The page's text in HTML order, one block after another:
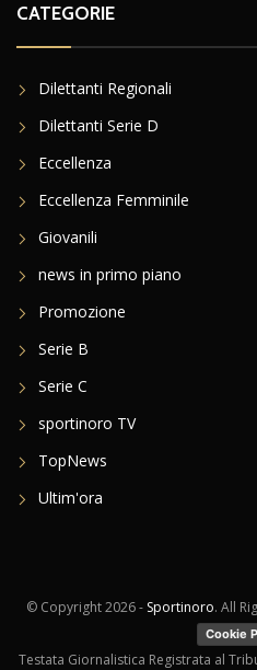
CATEGORIE
Dilettanti Regionali
Dilettanti Serie D
Eccellenza
Eccellenza Femminile
Giovanili
news in primo piano
Promozione
Serie B
Serie C
sportinoro TV
TopNews
Ultim'ora
© Copyright2026 - Sportinoro. All
Cookie
Testata Giornalistica Registrata al